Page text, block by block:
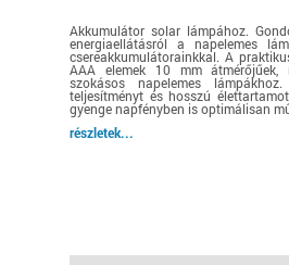
akciók
Háziállatok
Bébi
Gyógyászati
Regisztrálj az oldalunkra
Akkumulátor solar lámpához.
energiaellátásról a napelemes
csereakkumulátorainkkal. A
AAA elemek 10 mm átmérőjűek,
szokásos napelemes
teljesítményt és hosszú
gyenge napfényben is optimálisan
részletek...